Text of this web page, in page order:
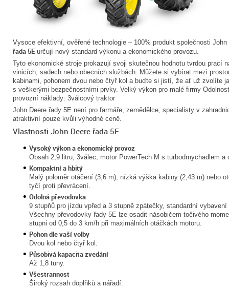
Vysoce efektivní, ověřené technologie – 100% produkt společnosti
řada 5Eurčují nový standard výkonu a ekonomického provozu.
Tyto ekonomické stroje prokazují svoji skutečnou hodnotu tvrdou prací
vinicích, sadech nebo obecních službách. Můžete si vybírat mezi
kabinami, pohonem dvou nebo čtyř kol a buďte si jistí, že ať už zvolíte
s veškerými bezpečnostními prvky. Velký výkon pro malé firmy
provozní náklady: 3válcový traktor
John Deere řady 5E není pro farmáře, zemědělce, specialisty v
atraktivní pouze kvůli výhodné ceně.
Vlastnosti John Deere řada 5E
Vysoký výkon a ekonomický provoz
Obsah 2,9 litru, 3válec, motor PowerTech M s turbodmychadlem
Kompaktní a hbitý
Malý poloměr otáčení (3,6 m); nízká výška kabiny (2,43 m) nebo
tyčí proti převrácení.
Odolná převodovka
9 stupňů pro jízdu vpřed a 3 stupně zpátečky, standardní
Všechny převodovky řady 5E lze osadit násobičem točivého
stupni od 0,5 do 3 km/h při maximálních otáčkách motoru.
Pohon dle vaší volby
Dvou kol nebo čtyř kol.
Působivá kapacita zvedání
Až 1,8 tuny.
Všestrannost
Široký rozsah doplňků a nářadí.